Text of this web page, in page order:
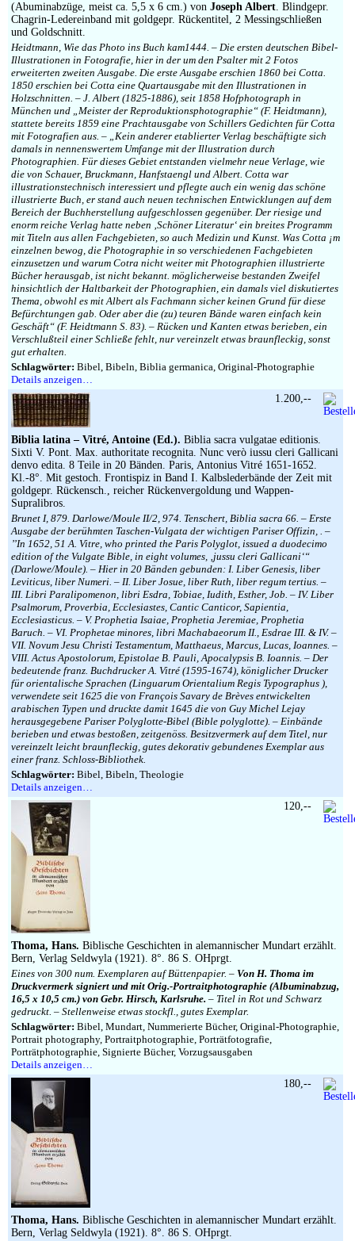
(Abuminabzüge, meist ca. 5,5 x 6 cm.) von Joseph Albert. Blindgepr.
Chagrin-Ledereinband mit goldgepr. Rückentitel, 2 Messingschließen
und Goldschnitt.
Heidtmann, Wie das Photo ins Buch kam1444. – Die ersten deutschen Bibel-
Illustrationen in Fotografie, hier in der um den Psalter mit 2 Fotos
erweiterten zweiten Ausgabe. Die erste Ausgabe erschien 1860 bei Cotta.
1850 erschien bei Cotta eine Quartausgabe mit den Illustrationen in
Holzschnitten. – J. Albert (1825-1886), seit 1858 Hofphotograph in
München und „Meister der Reproduktionsphotographie“ (F. Heidtmann),
stattete bereits 1859 eine Prachtausgabe von Schillers Gedichten für Cotta
mit Fotografien aus. – „Kein anderer etablierter Verlag beschäftigte sich
damals in nennenswertem Umfange mit der Illustration durch
Photographien. Für dieses Gebiet entstanden vielmehr neue Verlage, wie
die von Schauer, Bruckmann, Hanfstaengl und Albert. Cotta war
illustrationstechnisch interessiert und pflegte auch ein wenig das schöne
illustrierte Buch, er stand auch neuen technischen Entwicklungen auf dem
Bereich der Buchherstellung aufgeschlossen gegenüber. Der riesige und
enorm reiche Verlag hatte neben ‚Schöner Literatur‘ ein breites Programm
mit Titeln aus allen Fachgebieten, so auch Medizin und Kunst. Was Cotta ¡m
einzelnen bewog, die Photographie in so verschiedenen Fachgebieten
einzusetzen und warum Cotra nicht weiter mit Photographien illustrierte
Bücher herausgab, ist nicht bekannt. möglicherweise bestanden Zweifel
hinsichtlich der Haltbarkeit der Photographien, ein damals viel diskutiertes
Thema, obwohl es mit Albert als Fachmann sicher keinen Grund für diese
Befürchtungen gab. Oder aber die (zu) teuren Bände waren einfach kein
Geschäft“ (F. Heidtmann S. 83). – Rücken und Kanten etwas berieben, ein
Verschlußteil einer Schließe fehlt, nur vereinzelt etwas braunfleckig, sonst
gut erhalten.
Schlagwörter: Bibel, Bibeln, Biblia germanica, Original-Photographie
Details anzeigen…
Biblia latina – Vitré, Antoine (Ed.). Biblia sacra vulgatae editionis.
Sixti V. Pont. Max. authoritate recognita. Nunc verò iussu cleri Gallicani
denvo edita. 8 Teile in 20 Bänden. Paris, Antonius Vitré 1651-1652.
Kl.-8°. Mit gestoch. Frontispiz in Band I. Kalbslederbände der Zeit mit
goldgepr. Rückensch., reicher Rückenvergoldung und Wappen-
Supralibros.
Brunet I, 879. Darlowe/Moule II/2, 974. Tenschert, Biblia sacra 66. – Erste
Ausgabe der berühmten Taschen-Vulgata der wichtigen Pariser Offizin, . –
’’In 1652, 51 A. Vitre, who printed the Paris Polyglot, issued a duodecimo
edition of the Vulgate Bible, in eight volumes, ‚jussu cleri Gallicani‘“
(Darlowe/Moule). – Hier in 20 Bänden gebunden: I. Liber Genesis, liber
Leviticus, liber Numeri. – II. Liber Josue, liber Ruth, liber regum tertius. –
III. Libri Paralipomenon, libri Esdra, Tobiae, Iudith, Esther, Job. – IV. Liber
Psalmorum, Proverbia, Ecclesiastes, Cantic Canticor, Sapientia,
Ecclesiasticus. – V. Prophetia Isaiae, Prophetia Jeremiae, Prophetia
Baruch. – VI. Prophetae minores, libri Machabaeorum II., Esdrae III. & IV. –
VII. Novum Jesu Christi Testamentum, Matthaeus, Marcus, Lucas, Ioannes. –
VIII. Actus Apostolorum, Epistolae B. Pauli, Apocalypsis B. Ioannis. – Der
bedeutende franz. Buchdrucker A. Vitré (1595-1674), königlicher Drucker
für orientalische Sprachen (Linguarum Orientalium Regis Typographus ),
verwendete seit 1625 die von François Savary de Brèves entwickelten
arabischen Typen und druckte damit 1645 die von Guy Michel Lejay
herausgegebene Pariser Polyglotte-Bibel (Bible polyglotte). – Einbände
berieben und etwas bestoßen, zeitgenöss. Besitzvermerk auf dem Titel, nur
vereinzelt leicht braunfleckig, gutes dekorativ gebundenes Exemplar aus
einer franz. Schloss-Bibliothek.
Schlagwörter: Bibel, Bibeln, Theologie
Details anzeigen…
1.200,--
Thoma, Hans. Biblische Geschichten in alemannischer Mundart erzählt.
Bern, Verlag Seldwyla (1921). 8°. 86 S. OHprgt.
Eines von 300 num. Exemplaren auf Büttenpapier. – Von H. Thoma im
Druckvermerk signiert und mit Orig.-Portraitphotographie (Albuminabzug,
16,5 x 10,5 cm.) von Gebr. Hirsch, Karlsruhe. – Titel in Rot und Schwarz
gedruckt. – Stellenweise etwas stockfl., gutes Exemplar.
Schlagwörter: Bibel, Mundart, Nummerierte Bücher, Original-Photographie,
Portrait photography, Portraitphotographie, Porträtfotografie,
Porträtphotographie, Signierte Bücher, Vorzugsausgaben
Details anzeigen…
120,--
Thoma, Hans. Biblische Geschichten in alemannischer Mundart erzählt.
Bern, Verlag Seldwyla (1921). 8°. 86 S. OHprgt.
180,--